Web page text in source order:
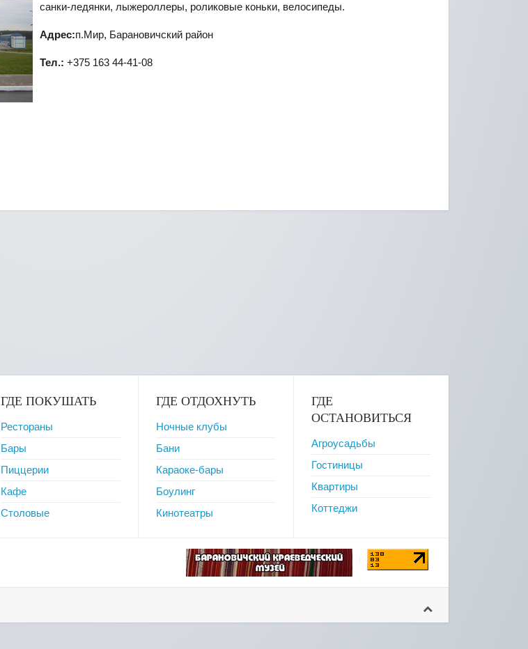
санки-ледянки, лыжероллеры, роликовые коньки, велосипеды.
Адрес:п.Мир, Барановичский район
Тел.: +375 163 44-41-08
ГДЕ ПОКУШАТЬ
Рестораны
Бары
Пиццерии
Кафе
Столовые
ГДЕ ОТДОХНУТЬ
Ночные клубы
Бани
Караоке-бары
Боулинг
Кинотеатры
ГДЕ
ОСТАНОВИТЬСЯ
Агроусадьбы
Гостиницы
Квартиры
Коттеджи